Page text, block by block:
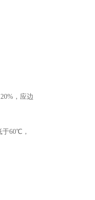
20% ，应边
于60℃ ，